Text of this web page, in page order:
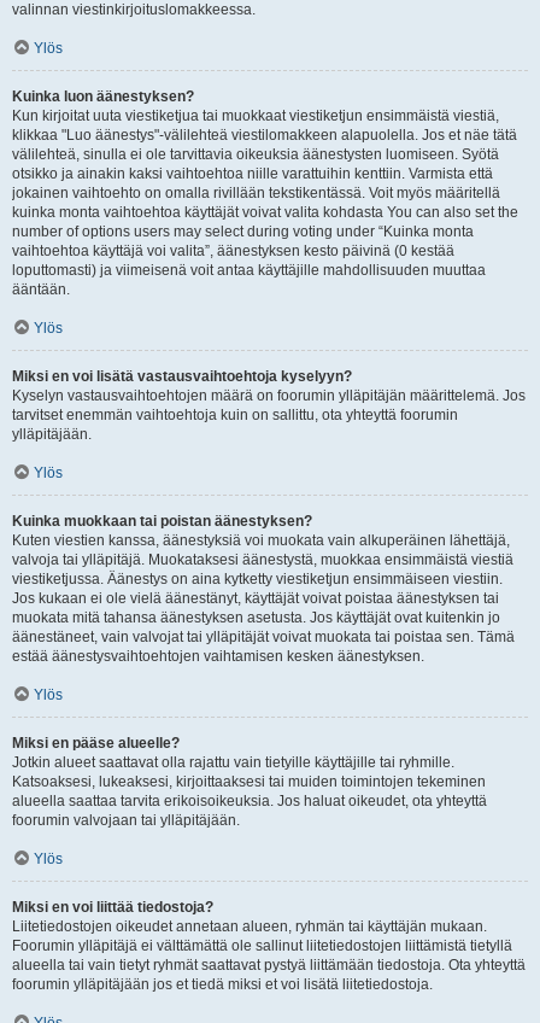
valinnan viestinkirjoituslomakkeessa.
Ylös
Kuinka luon äänestyksen?
Kun kirjoitat uuta viestiketjua tai muokkaat viestiketjun ensimmäistä viestiä,
klikkaa "Luo äänestys"-välilehteä viestilomakkeen alapuolella. Jos et näe tätä
välilehteä, sinulla ei ole tarvittavia oikeuksia äänestysten luomiseen. Syötä
otsikko ja ainakin kaksi vaihtoehtoa niille varattuihin kenttiin. Varmista että
jokainen vaihtoehto on omalla rivillään tekstikentässä. Voit myös määritellä
kuinka monta vaihtoehtoa käyttäjät voivat valita kohdasta You can also set the
number of options users may select during voting under “Kuinka monta
vaihtoehtoa käyttäjä voi valita”, äänestyksen kesto päivinä (0 kestää
loputtomasti) ja viimeisenä voit antaa käyttäjille mahdollisuuden muuttaa
ääntään.
Ylös
Miksi en voi lisätä vastausvaihtoehtoja kyselyyn?
Kyselyn vastausvaihtoehtojen määrä on foorumin ylläpitäjän määrittelemä. Jos
tarvitset enemmän vaihtoehtoja kuin on sallittu, ota yhteyttä foorumin
ylläpitäjään.
Ylös
Kuinka muokkaan tai poistan äänestyksen?
Kuten viestien kanssa, äänestyksiä voi muokata vain alkuperäinen lähettäjä,
valvoja tai ylläpitäjä. Muokataksesi äänestystä, muokkaa ensimmäistä viestiä
viestiketjussa. Äänestys on aina kytketty viestiketjun ensimmäiseen viestiin.
Jos kukaan ei ole vielä äänestänyt, käyttäjät voivat poistaa äänestyksen tai
muokata mitä tahansa äänestyksen asetusta. Jos käyttäjät ovat kuitenkin jo
äänestäneet, vain valvojat tai ylläpitäjät voivat muokata tai poistaa sen. Tämä
estää äänestysvaihtoehtojen vaihtamisen kesken äänestyksen.
Ylös
Miksi en pääse alueelle?
Jotkin alueet saattavat olla rajattu vain tietyille käyttäjille tai ryhmille.
Katsoaksesi, lukeaksesi, kirjoittaaksesi tai muiden toimintojen tekeminen
alueella saattaa tarvita erikoisoikeuksia. Jos haluat oikeudet, ota yhteyttä
foorumin valvojaan tai ylläpitäjään.
Ylös
Miksi en voi liittää tiedostoja?
Liitetiedostojen oikeudet annetaan alueen, ryhmän tai käyttäjän mukaan.
Foorumin ylläpitäjä ei välttämättä ole sallinut liitetiedostojen liittämistä tietyllä
alueella tai vain tietyt ryhmät saattavat pystyä liittämään tiedostoja. Ota yhteyttä
foorumin ylläpitäjään jos et tiedä miksi et voi lisätä liitetiedostoja.